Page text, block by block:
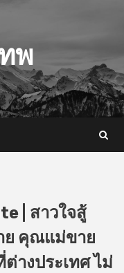
พ
| สาวใจสู้
ย คุณแม่ขาย
างประเทศ ไม่